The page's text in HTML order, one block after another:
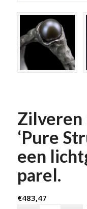
Zilveren
‘Pure
een
parel.
€483,47